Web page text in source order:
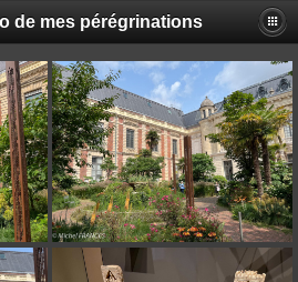
de mes pérégrinations